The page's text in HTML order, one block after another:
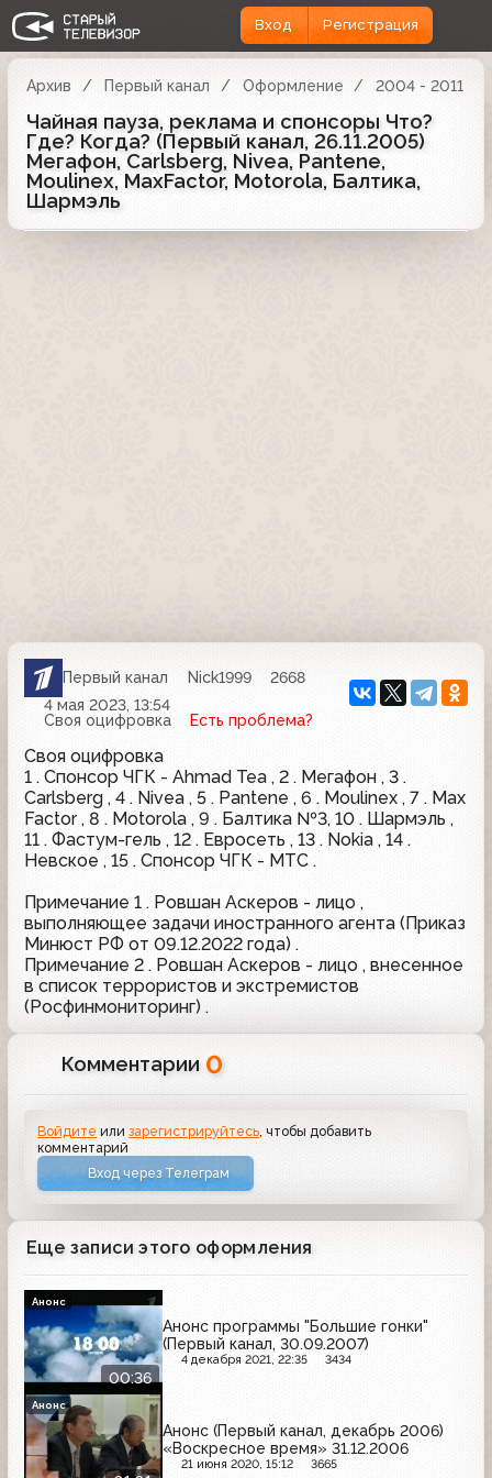
Вход Регистрация
Архив Первый канал Оформление 2004 - 2011
Чайная пауза, реклама и спонсоры Что?
Где? Когда? (Первый канал, 26.11.2005)
Мегафон, Carlsberg, Nivea, Pantene,
Moulinex, MaxFactor, Motorola, Балтика,
Шармэль
Первый канал Nick1999
2668
4 мая 2023, 13:54
Своя оцифровка
Есть проблема?
Своя оцифровка
1 . Спонсор ЧГК - Ahmad Tea , 2 . Мегафон , 3 .
Carlsberg , 4 . Nivea , 5 . Pantene , 6 . Moulinex , 7 . Max
Factor , 8 . Motorola , 9 . Балтика №3, 10 . Шармэль ,
11 . Фастум-гель , 12 . Евросеть , 13 . Nokia , 14 .
Невское , 15 . Спонсор ЧГК - МТС .
Примечание 1 . Ровшан Аскеров - лицо ,
выполняющее задачи иностранного агента (Приказ
Минюст РФ от 09.12.2022 года) .
Примечание 2 . Ровшан Аскеров - лицо , внесенное
в список террористов и экстремистов
(Росфинмониторинг) .
Комментарии 0
Войдите илизарегистрируйтесь , чтобы добавить
комментарий
Вход через Телеграм
Еще записи этого оформления
00:36
Анонс программы "Большие гонки"
(Первый канал, 30.09.2007)
4 декабря 2021, 22:35 3434
Анонс
Анонс (Первый канал, декабрь 2006)
«Воскресное время» 31.12.2006
21 июня 2020, 15:12 3665
Анонс